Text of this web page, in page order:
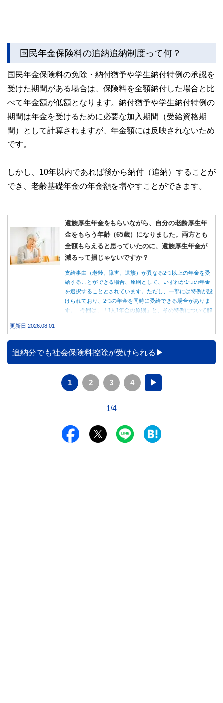
国民年金保険料の追納追納制度って何？
国民年金保険料の免除・納付猶予や学生納付特例の承認を
受けた期間がある場合は、保険料を全額納付した場合と比
べて年金額が低額となります。納付猶予や学生納付特例の
期間は年金を受けるために必要な加入期間（受給資格期
間）として計算されますが、年金額には反映されないため
です。
しかし、10年以内であれば後から納付（追納）することが
でき、老齢基礎年金の年金額を増やすことができます。
遺族厚生年金をもらいながら、自分の老齢厚生年
金をもらう年齢（65歳）になりました。両方とも
全額もらえると思っていたのに、遺族厚生年金が
減るって損じゃないですか？
支給事由（老齢、障害、遺族）が異なる2つ以上の年金を受
給することができる場合、原則として、いずれか1つの年金
を選択することとされています。ただし、一部には特例が設
けられており、2つの年金を同時に受給できる場合がありま
す。 今回は、「1人1年金の原則」と、その特例について解
更新日:2026.08.01
追納分でも社会保険料控除が受けられる
1 2 3 4 ▶
1/4